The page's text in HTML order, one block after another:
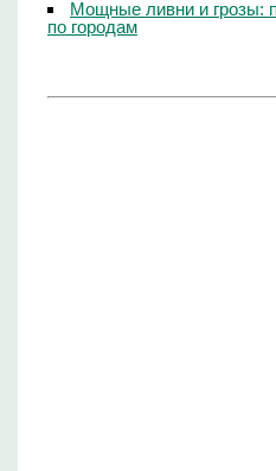
Мощные ливни и грозы:
по городам